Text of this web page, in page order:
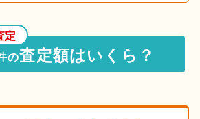
定
の査定額はいくら？